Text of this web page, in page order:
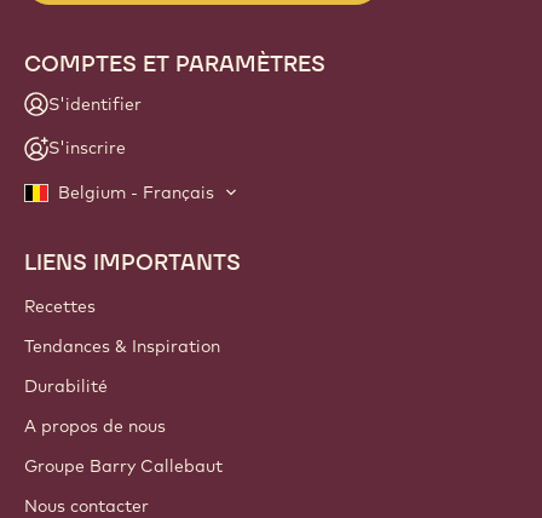
COMPTES ET PARAMÈTRES
S'identifier
S'inscrire
Belgium - Français
Footer
Callebaut
LIENS IMPORTANTS
Recettes
Tendances & Inspiration
Durabilité
A propos de nous
Groupe Barry Callebaut
Nous contacter